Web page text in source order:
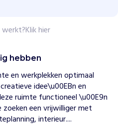
Klik hier
hebben
en werkplekken optimaal
idee\u00EBn en
ruimte functioneel \u00E9n
een vrijwilliger met
interieur....